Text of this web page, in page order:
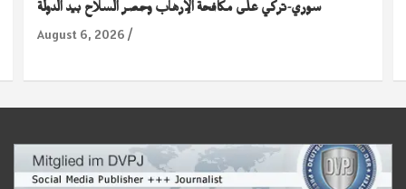
سوري-تركي على مكافحة الإرهاب وحصر السلاح بيد الدولة
August 6, 2026